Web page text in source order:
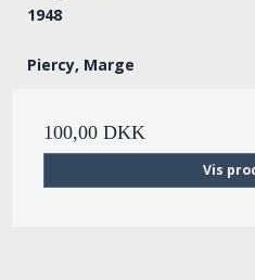
1948
Piercy, Marge
100,00 DKK
Vis